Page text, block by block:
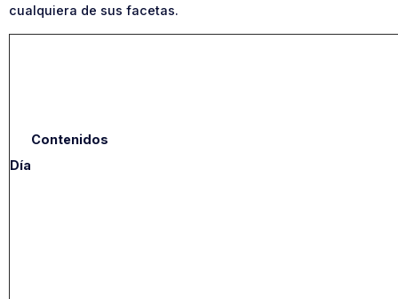
cualquiera de sus facetas.
Día
Contenidos